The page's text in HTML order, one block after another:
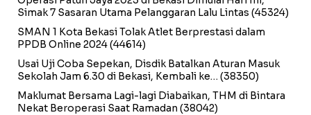
Simak 7 Sasaran Utama Pelanggaran Lalu Lintas (45324)
SMAN 1 Kota Bekasi Tolak Atlet Berprestasi dalam
PPDB Online 2024(44614)
Usai Uji Coba Sepekan, Disdik Batalkan Aturan Masuk
Sekolah Jam 6.30 di Bekasi, Kembali ke… (38350)
Maklumat Bersama Lagi-lagi Diabaikan, THM di Bintara
Nekat Beroperasi Saat Ramadan (38042)